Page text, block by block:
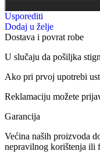
Usporediti
Dodaj u želje
Dostava i povrat robe
U slučaju da pošiljka
Ako pri prvoj upotrebi
Reklamaciju možete
Garancija
Većina naših proizvoda
nepravilnog korištenja ili